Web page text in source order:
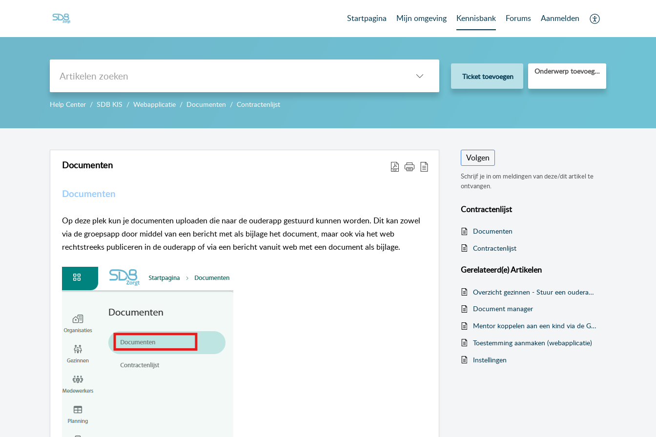
Startpagina Mijn omgeving Kennisbank Forums Aanmelden
Ticket toevoegen
Onderwerp toevoegen
Help Center SDB KIS Webapplicatie Documenten Contractenlijst
Documenten
Documenten
Op deze plek kun je documenten uploaden die naar de ouderapp gestuurd kunnen worden. Dit kan zowel
via de groepsapp door middel van een bericht met als bijlage het document, maar ook via het web
rechtstreeks publiceren in de ouderapp of via een bericht vanuit web met een document als bijlage.
Volgen
Schrijf je in om meldingen van deze/dit artikel te
ontvangen.
Contractenlijst
Documenten
Contractenlijst
Gerelateerd(e)Artikelen
Overzicht gezinnen - Stuur een ouderapp bericht
Document manager
Mentor koppelen aan een kind via de Groepsapp
Toestemming aanmaken (webapplicatie)
Instellingen